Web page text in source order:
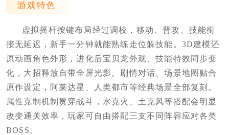
游戏特色
虚拟摇杆按键布局经过调校，移动、普攻、技能衔
接无延迟，新手一分钟就能熟练走位躲技能。3D建模还
原动画角色外形，进化后宝贝龙外观、技能特效同步变
化，大招释放自带全屏光影。剧情对话、场景地图贴合
原作设定，阿莱达星、人类都市等经典场景全部复刻。
属性克制机制贯穿战斗，水克火、土克风等搭配会明显
改变通关效率，玩家可自由搭配三支不同阵容应对各类
BOSS。